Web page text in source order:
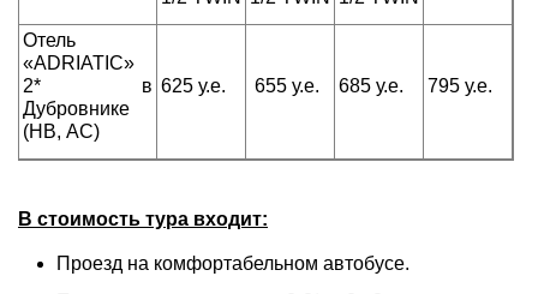
Отель
«ADRIATIC»
2* в
Дубровнике
(HB, AC)
625 у.е. 655 у.е. 685 у.е. 795 у.е.
В стоимость тура входит:
Проезд на комфортабельном автобусе.